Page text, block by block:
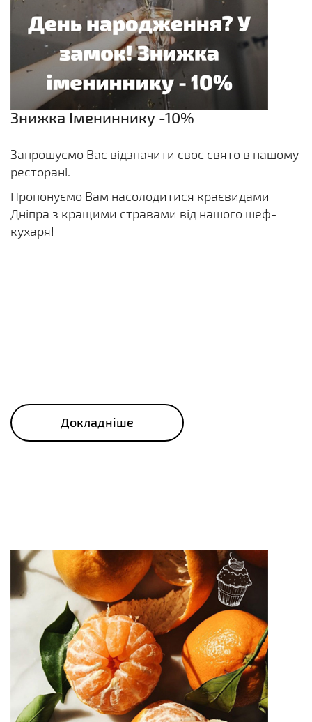
Знижка Імениннику -10%
Запрошуємо Вас відзначити своє свято в нашому
ресторані.
Пропонуємо Вам насолодитися краєвидами
Дніпра з кращими стравами від нашого шеф-
кухаря!
Докладніше